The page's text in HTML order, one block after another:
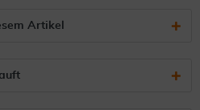
Artikel